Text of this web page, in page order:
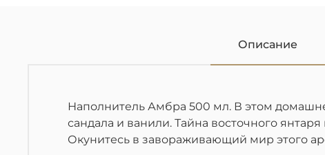
Описание
Наполнитель Амбра 500 мл. В этом
сандала и ванили. Тайна восточного
Окунитесь в завораживающий мир этого